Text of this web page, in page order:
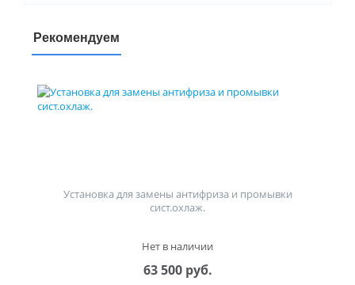
Рекомендуем
Установка для замены антифриза и промывки
сист.охлаж.
Нет в наличии
63 500 руб.